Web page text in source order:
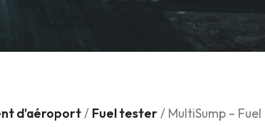
d'aéroport/ Fuel tester/ MultiSump –